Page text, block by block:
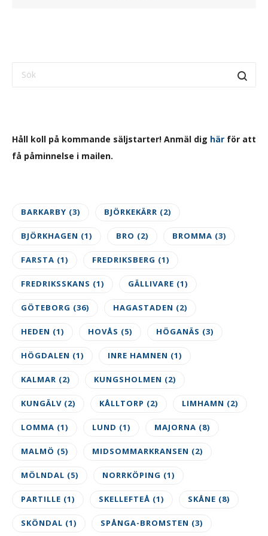
Håll koll på kommande säljstarter! Anmäl dig här för att
få påminnelse i mailen.
BARKARBY (3) BJÖRKEKÄRR (2)
BJÖRKHAGEN (1) BRO (2) BROMMA (3)
FARSTA (1) FREDRIKSBERG (1)
FREDRIKSSKANS (1) GÄLLIVARE (1)
GÖTEBORG (36) HAGASTADEN (2)
HEDEN (1) HOVÅS (5) HÖGANÄS (3)
HÖGDALEN (1) INRE HAMNEN (1)
KALMAR (2) KUNGSHOLMEN (2)
KUNGÄLV (2) KÅLLTORP (2) LIMHAMN (2)
LOMMA (1) LUND (1) MAJORNA (8)
MALMÖ (5) MIDSOMMARKRANSEN (2)
MÖLNDAL (5) NORRKÖPING (1)
PARTILLE (1) SKELLEFTEÅ (1) SKÅNE (8)
SKÖNDAL (1) SPÅNGA-BROMSTEN (3)